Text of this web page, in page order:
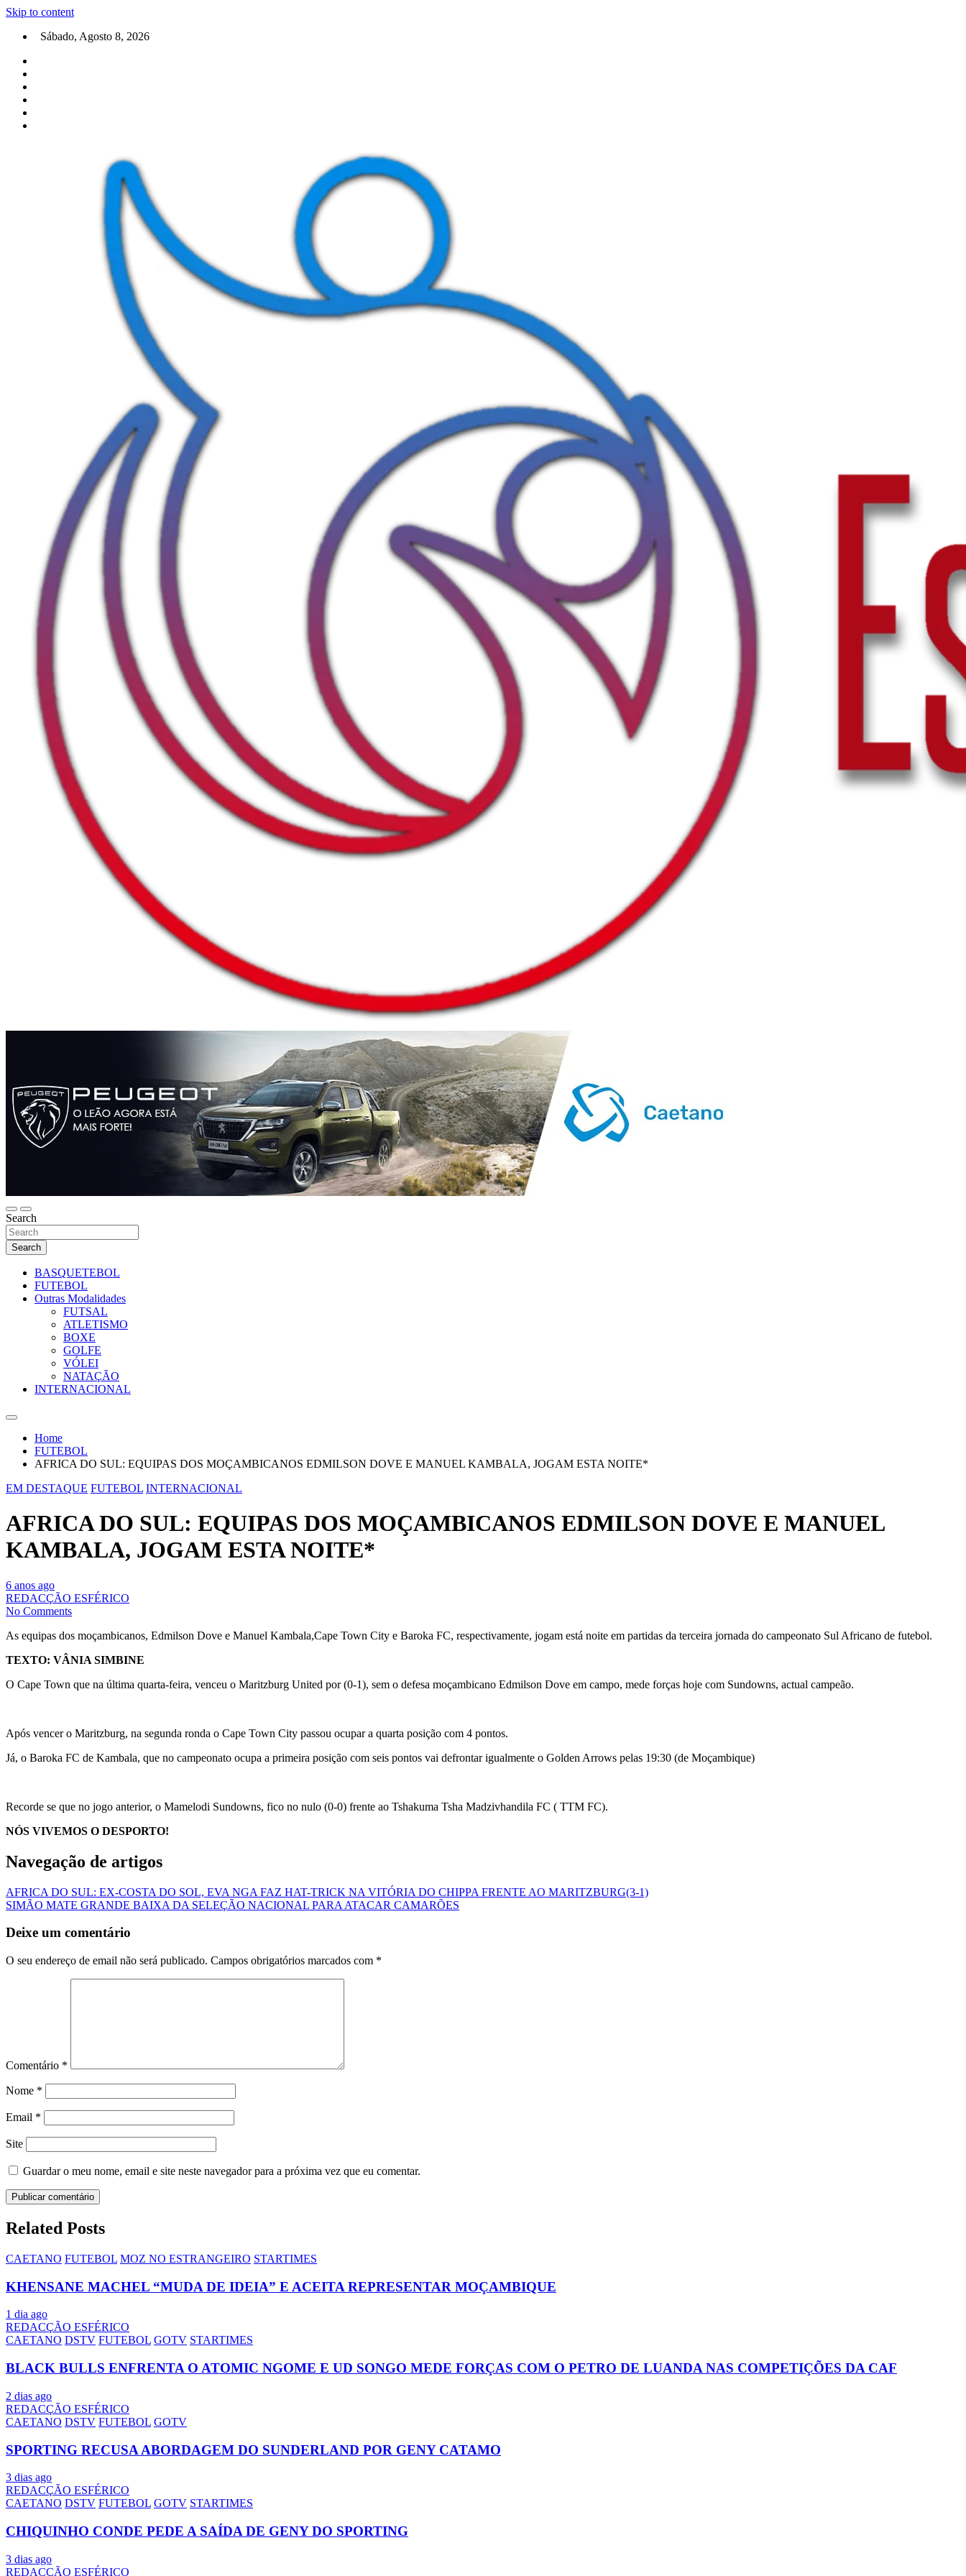
Skip to content
Sábado, Agosto 8, 2026
Search
Search
BASQUETEBOL
FUTEBOL
Outras Modalidades
FUTSAL
ATLETISMO
BOXE
GOLFE
VÓLEI
NATAÇÃO
INTERNACIONAL
Home
FUTEBOL
AFRICA DO SUL: EQUIPAS DOS MOÇAMBICANOS EDMILSON DOVE E MANUEL KAMBALA, JOGAM ESTA NOITE*
EM DESTAQUE FUTEBOL INTERNACIONAL
AFRICA DO SUL: EQUIPAS DOS MOÇAMBICANOS EDMILSON DOVE E MANUEL
KAMBALA, JOGAM ESTA NOITE*
6 anos ago
REDACÇÃO ESFÉRICO
No Comments
As equipas dos moçambicanos, Edmilson Dove e Manuel Kambala,Cape Town City e Baroka FC, respectivamente, jogam está noite em partidas da terceira jornada do campeonato Sul Africano de futebol.
TEXTO: VÂNIA SIMBINE
O Cape Town que na última quarta-feira, venceu o Maritzburg United por (0-1), sem o defesa moçambicano Edmilson Dove em campo, mede forças hoje com Sundowns, actual campeão.
Após vencer o Maritzburg, na segunda ronda o Cape Town City passou ocupar a quarta posição com 4 pontos.
Já, o Baroka FC de Kambala, que no campeonato ocupa a primeira posição com seis pontos vai defrontar igualmente o Golden Arrows pelas 19:30 (de Moçambique)
Recorde se que no jogo anterior, o Mamelodi Sundowns, fico no nulo (0-0) frente ao Tshakuma Tsha Madzivhandila FC ( TTM FC).
NÓS VIVEMOS O DESPORTO!
Navegação de artigos
AFRICA DO SUL: EX-COSTA DO SOL, EVA NGA FAZ HAT-TRICK NA VITÓRIA DO CHIPPA FRENTE AO MARITZBURG(3-1)
SIMÃO MATE GRANDE BAIXA DA SELEÇÃO NACIONAL PARA ATACAR CAMARÕES
Deixe um comentário
O seu endereço de email não será publicado. Campos obrigatórios marcados com *
Comentário *
Nome *
Email *
Site
Guardar o meu nome, email e site neste navegador para a próxima vez que eu comentar.
Related Posts
CAETANO FUTEBOL MOZ NO ESTRANGEIRO STARTIMES
KHENSANE MACHEL “MUDA DE IDEIA” E ACEITA REPRESENTAR MOÇAMBIQUE
1 dia ago
REDACÇÃO ESFÉRICO
CAETANO DSTV FUTEBOL GOTV STARTIMES
BLACK BULLS ENFRENTA O ATOMIC NGOME E UD SONGO MEDE FORÇAS COM O PETRO DE LUANDA NAS COMPETIÇÕES DA CAF
2 dias ago
REDACÇÃO ESFÉRICO
CAETANO DSTV FUTEBOL GOTV
SPORTING RECUSA ABORDAGEM DO SUNDERLAND POR GENY CATAMO
3 dias ago
REDACÇÃO ESFÉRICO
CAETANO DSTV FUTEBOL GOTV STARTIMES
CHIQUINHO CONDE PEDE A SAÍDA DE GENY DO SPORTING
3 dias ago
REDACÇÃO ESFÉRICO